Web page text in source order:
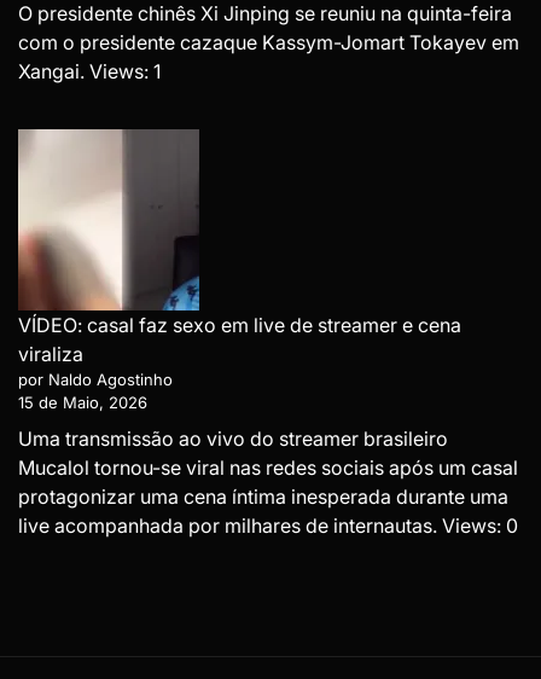
O presidente chinês Xi Jinping se reuniu na quinta-feira
com o presidente cazaque Kassym-Jomart Tokayev em
Xangai. Views: 1
VÍDEO: casal faz sexo em live de streamer e cena
viraliza
por Naldo Agostinho
15 de Maio, 2026
Uma transmissão ao vivo do streamer brasileiro
Mucalol tornou-se viral nas redes sociais após um casal
protagonizar uma cena íntima inesperada durante uma
live acompanhada por milhares de internautas. Views: 0